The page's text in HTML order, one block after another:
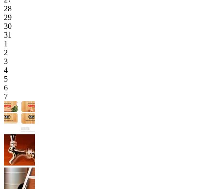
28
29
30
31
1
2
3
4
5
6
7